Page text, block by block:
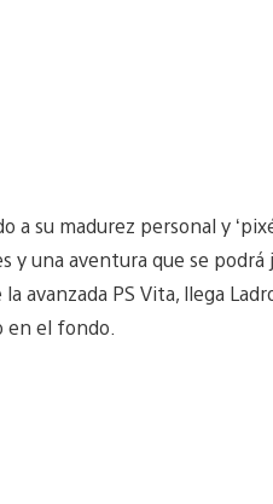
a su madurez personal y
y una aventura que se
avanzada PS Vita, llega
el fondo.